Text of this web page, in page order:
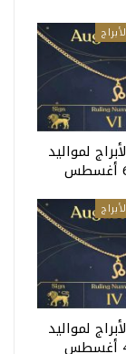
لمواليد
لمواليد